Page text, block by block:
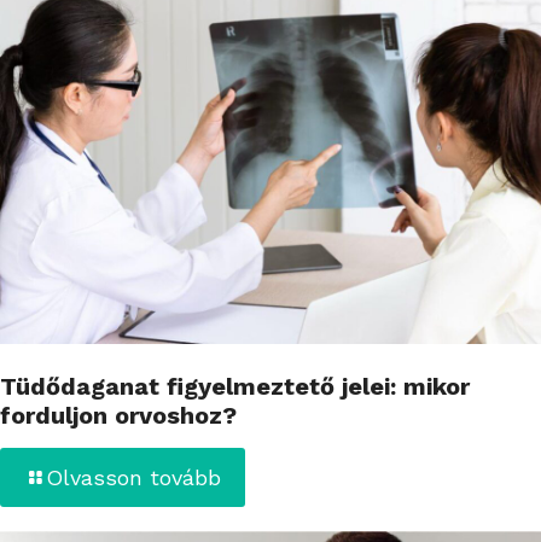
Tüdődaganat figyelmeztető jelei: mikor
forduljon orvoshoz?
Olvasson tovább